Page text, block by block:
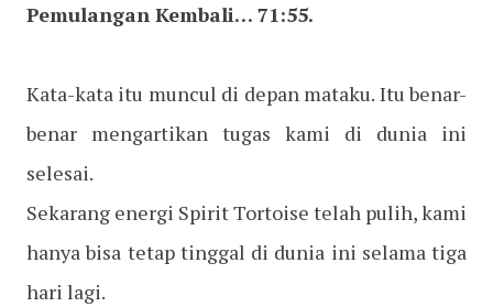
Pemulangan Kembali… 71:55.
Kata-kata itu muncul di depan mataku. Itu benar-
benar mengartikan tugas kami di dunia ini
selesai.
Sekarang energi Spirit Tortoise telah pulih, kami
hanya bisa tetap tinggal di dunia ini selama tiga
hari lagi.